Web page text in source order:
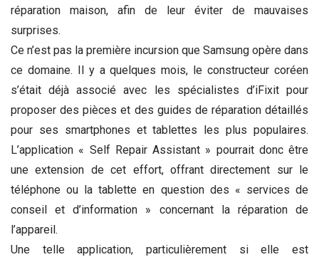
réparation maison, afin de leur éviter de mauvaises
surprises.
Ce n’est pas la première incursion que Samsung opère dans
ce domaine. Il y a quelques mois, le constructeur coréen
s’était déjà associé avec les spécialistes d’iFixit pour
proposer des pièces et des guides de réparation détaillés
pour ses smartphones et tablettes les plus populaires.
L’application « Self Repair Assistant » pourrait donc être
une extension de cet effort, offrant directement sur le
téléphone ou la tablette en question des « services de
conseil et d’information » concernant la réparation de
l’appareil.
Une telle application, particulièrement si elle est